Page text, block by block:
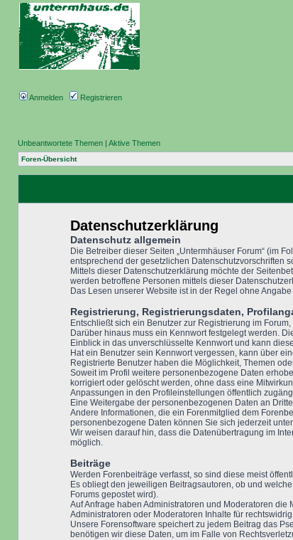
Anmelden Registrieren
Unbeantwortete Themen | Aktive Themen
Foren-Übersicht
Datenschutzerklärung
Datenschutz allgemein
Die Betreiber dieser Seiten „Untermhäuser Forum“ (im
entsprechend der gesetzlichen Datenschutzvorschriften
Mittels dieser Datenschutzerklärung möchte der
werden betroffene Personen mittels dieser
Das Lesen unserer Website ist in der Regel ohne
Registrierung, Registrierungsdaten,
Entschließt sich ein Benutzer zur Registrierung im
Darüber hinaus muss ein Kennwort festgelegt werden.
Einblick in das unverschlüsselte Kennwort und kann
Hat ein Benutzer sein Kennwort vergessen, kann über
Registrierte Benutzer haben die Möglichkeit, Themen
Soweit im Profil weitere personenbezogene Daten
korrigiert oder gelöscht werden, ohne dass eine
Anpassungen in den Profileinstellungen öffentlich
Eine Weitergabe der personenbezogenen Daten an
Andere Informationen, die ein Forenmitglied dem
personenbezogene Daten können Sie sich jederzeit
Wir weisen darauf hin, dass die Datenübertragung im
möglich.
Beiträge
Werden Forenbeiträge verfasst, so sind diese meist
Es obliegt den jeweiligen Beitragsautoren, ob und
Forums gepostet wird).
Auf Anfrage haben Administratoren und Moderatoren
Administratoren oder Moderatoren Inhalte für
Unsere Forensoftware speichert zu jedem Beitrag das
benötigen wir diese Daten, um im Falle von